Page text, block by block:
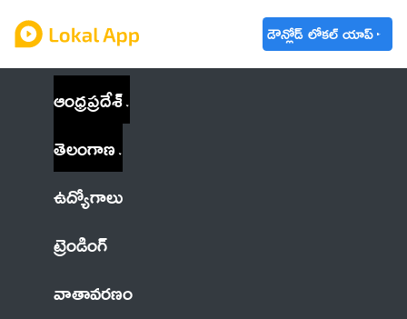
డౌన్లోడ్ లోకల్ యాప్
ఆంధ్రప్రదేశ్
తెలంగాణ
ఉద్యోగాలు
ట్రెండింగ్
వాతావరణం